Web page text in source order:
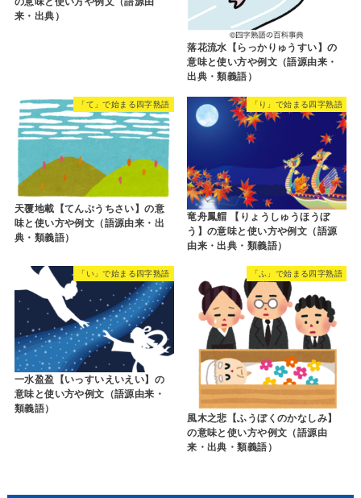
来・出典）
落花流水【らっかりゅうすい】の
意味と使い方や例文（語源由来・
出典・類義語）
「て」で始まる四字熟語
天覆地載【てんぷうちさい】の意
味と使い方や例文（語源由来・出
典・類義語）
「り」で始まる四字熟語
竜舟鳳艒 【りょうしゅうほうぼ
う】の意味と使い方や例文（語源
由来・出典・類義語）
「い」で始まる四字熟語
一水盈盈【いっすいえいえい】の
意味と使い方や例文（語源由来・
類義語）
「ふ」で始まる四字熟語
風木之悲【ふうぼくのかなしみ】
の意味と使い方や例文（語源由
来・出典・類義語）